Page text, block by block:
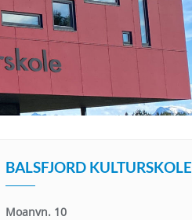
BALSFJORD KULTURSKOLE
Moanvn. 10